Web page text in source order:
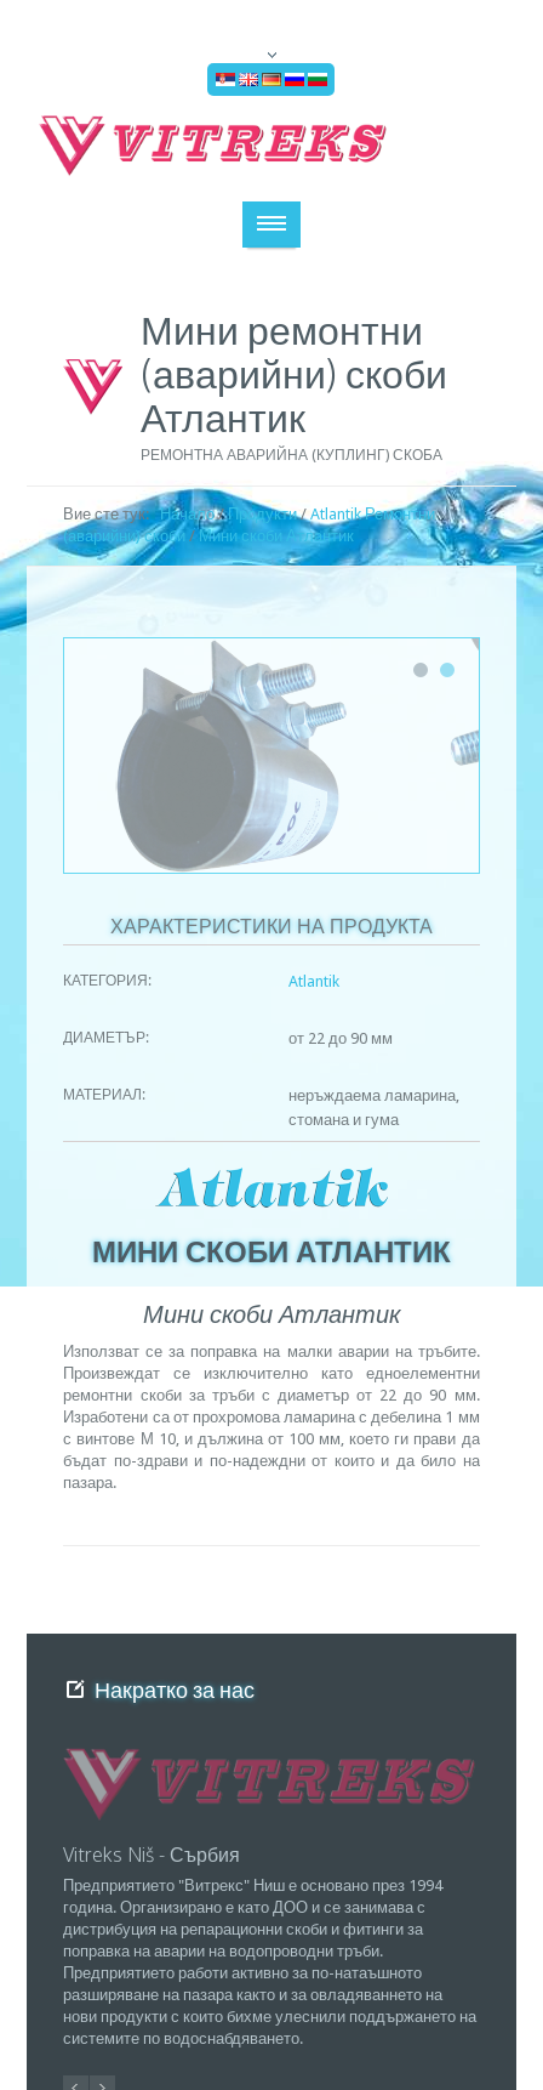
Мини ремонтни
(аварийни) скоби
Атлантик
РЕМОНТНА АВАРИЙНА (КУПЛИНГ) СКОБА
Вие сте тук:Начало/Продукти/Atlantik Ремонтни
(аварийни) скоби /Мини скоби Атлантик
ХАРАКТЕРИСТИКИ НА ПРОДУКТА
КАТЕГОРИЯ: Atlantik
ДИАМЕТЪР: от 22 до 90 мм
МАТЕРИАЛ:
неръждаема ламарина,
стомана и гума
МИНИ СКОБИ АТЛАНТИК
Мини скоби Атлантик
Използват се за поправка на малки аварии на тръбите.
Произвеждат се изключително като едноелементни
ремонтни скоби за тръби с диаметър от 22 до 90 мм.
Изработени са от прохромова ламарина с дебелина 1 мм
с винтове М 10, и дължина от 100 мм, което ги прави да
бъдат по-здрави и по-надеждни от които и да било на
пазара.
Накратко за нас
Vitreks Niš - Сърбия
Предприятието "Витрекс" Ниш е основано през 1994
година. Организирано е като ДОО и се занимава с
дистрибуция на репарационни скоби и фитинги за
поправка на аварии на водопроводни тръби.
Предприятието работи активно за по-натаъшното
разширяване на пазара както и за овладяваннето на
нови продукти с които бихме улеснили поддържането на
системите по водоснабдяването.